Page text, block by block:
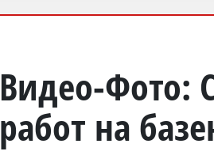
Видео-Фото:
работ на